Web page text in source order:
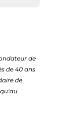
de
de 40 ans
de